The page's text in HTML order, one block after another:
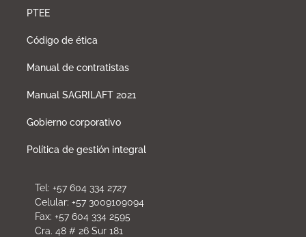
PTEE
Código de ética
Manual de contratistas
Manual SAGRILAFT 2021
Gobierno corporativo
Política de gestión integral
Tel: +57 604 334 2727
Celular: +57 3009109094
Fax: +57 604 334 2595
Cra. 48 # 26 Sur 181